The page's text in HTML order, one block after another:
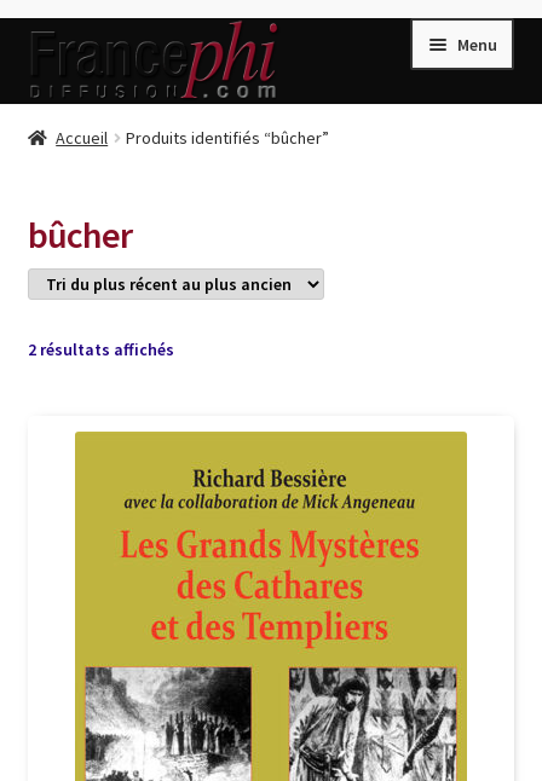
Aller
la
Aller
contenu
Menu
Accueil
Caisse
Conditions de Vente
Connection
Listes d’Envies
Livres de Peter Randa
Livres de Philippe Randa
Login Customizer
Nous Contacter
Panier
Politique de confidentialité et cookies
Accueil Produits identifiés “bûcher”
bûcher
2 résultats affichésTrié
récent
plus
ancien